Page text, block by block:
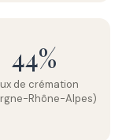
44%
de crémation
Rhône-Alpes)